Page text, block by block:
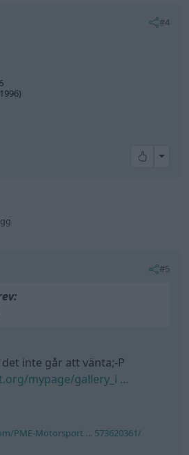
#4
All
#5
inte går att vänta;-P
mypage/gallery_i …
PME-Motorsport … 573620361/